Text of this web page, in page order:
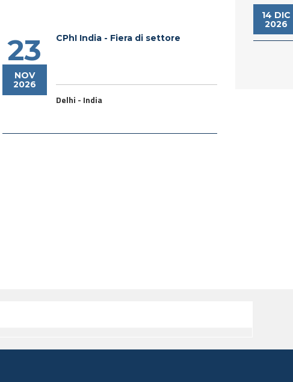
23
NOV
2026
CPhI India - Fiera di settore
Delhi - India
14 DIC
2026